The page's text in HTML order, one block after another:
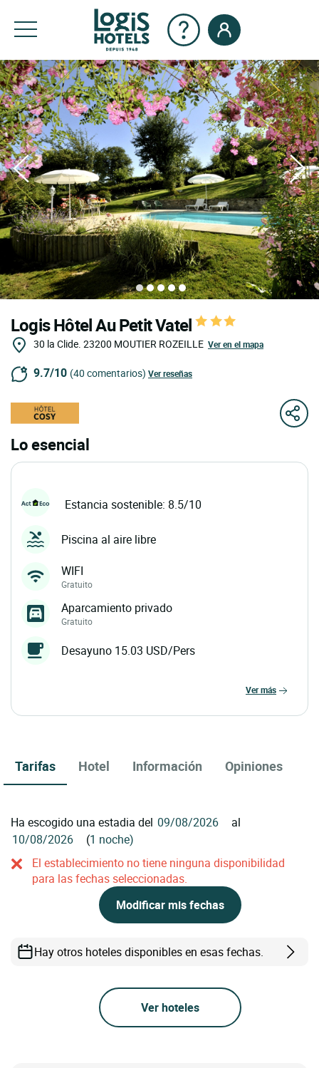
Logis Hôtel Au Petit Vatel
30 la Clide. 23200 MOUTIER ROZEILLE Ver en el mapa
9.7/10 (40 comentarios) Ver reseñas
Lo esencial
Estancia sostenible: 8.5/10
Piscina al aire libre
WIFI
Gratuito
Aparcamiento privado
Gratuito
Desayuno 15.03 USD/Pers
ver más
Tarifas Hotel Información Opiniones
Ha escogido una estadia del
al
(1 noche)
El establecimiento no tiene ninguna disponibilidad
para las fechas seleccionadas.
Modificar mis fechas
Hay otros hoteles disponibles en esas fechas.
Ver hoteles